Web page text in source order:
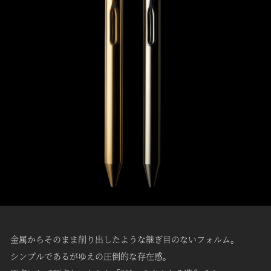
金属からそのまま削り出したような継ぎ目のないフォルム。
シンプルであるがゆえの圧倒的な存在感。